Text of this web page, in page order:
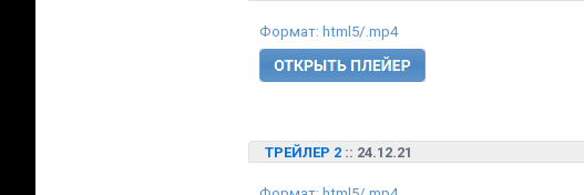
Формат: html5/.mp4
ТРЕЙЛЕР 2 :: 24.12.21